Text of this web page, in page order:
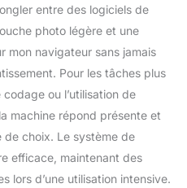
MHz à 60W (75W
avec Dynamic
vous à une
expérience de jeu
immersive et sans
compromis. L'écran
ASUS TUF Gaming
A15-TUF506NCR-
HN013W offre une
entre des logiciels de
photo légère et une
mon navigateur sans jamais
Pour les tâches plus
ou l’utilisation de
machine répond présente et
de choix. Le système de
efficace, maintenant des
lors d’une utilisation intensive.